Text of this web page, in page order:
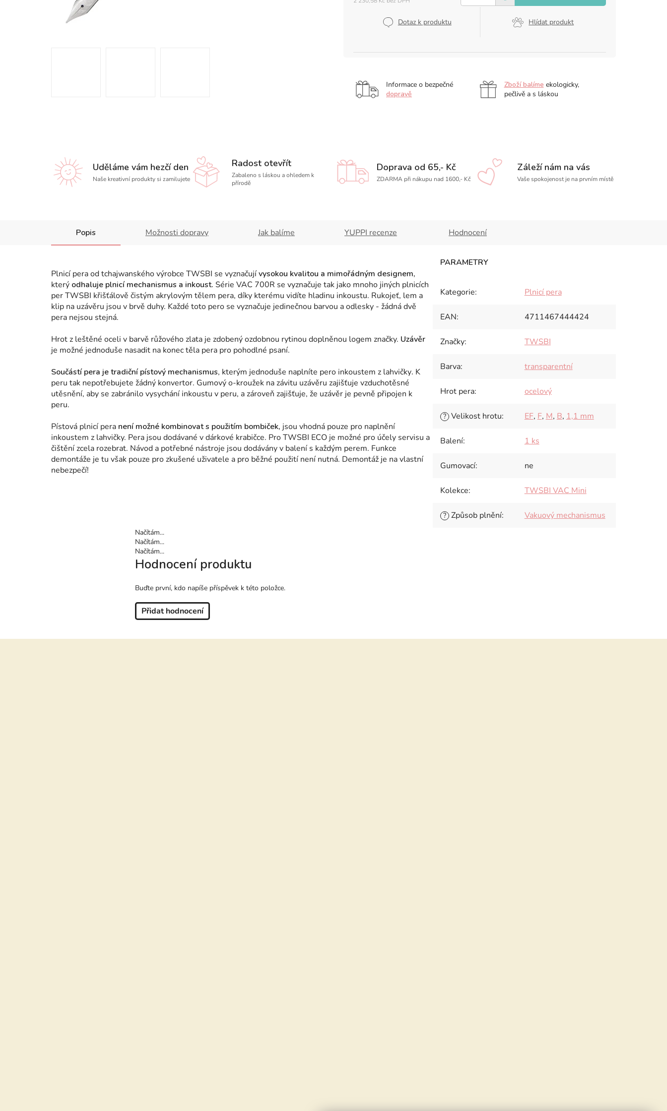
Dotaz k produktu Hlídat produkt
Informace o bezpečné
dopravě
Zboží balíme ekologicky,
pečlivě a s láskou
Uděláme vám hezčí den
Naše kreativní produkty si zamilujete
Radost otevřít
Zabaleno s láskou a ohledem k
přírodě
Doprava od 65,- Kč
ZDARMA při nákupu nad 1600,- Kč
Záleží nám na vás
Vaše spokojenost je na prvním místě
Popis Možnosti dopravy Jak balíme YUPPI recenze Hodnocení
Plnicí pera od tchajwanského výrobce TWSBI se vyznačujívysokou kvalitou a mimořádným designem,
který odhaluje plnicí mechanismus a inkoust. Série VAC 700R se vyznačuje tak jako mnoho jiných plnicích
per TWSBI křišťálově čistým akrylovým tělem pera, díky kterému vidíte hladinu inkoustu. Rukojeť, lem a
klip na uzávěru jsou v brvě duhy. Každé toto pero se vyznačuje jedinečnou barvou a odlesky - žádná dvě
pera nejsou stejná.
Hrot z leštěné oceli v barvě růžového zlata je zdobený ozdobnou rytinou doplněnou logem značky. Uzávěr
je možné jednoduše nasadit na konec těla pera pro pohodlné psaní.
Součástí pera je tradiční pístový mechanismus, kterým jednoduše naplníte pero inkoustem z lahvičky. K
peru tak nepotřebujete žádný konvertor. Gumový o-kroužek na závitu uzávěru zajišťuje vzduchotěsné
utěsnění, aby se zabránilo vysychání inkoustu v peru, a zároveň zajišťuje, že uzávěr je pevně připojen k
peru.
Pístová plnicí pera není možné kombinovat s použitím bombiček, jsou vhodná pouze pro naplnění
inkoustem z lahvičky. Pera jsou dodávané v dárkové krabičce. Pro TWSBI ECO je možné pro účely servisu a
čištění zcela rozebrat. Návod a potřebné nástroje jsou dodávány v balení s každým perem. Funkce
demontáže je tu však pouze pro zkušené uživatele a pro běžné použití není nutná. Demontáž je na vlastní
nebezpečí!
Kategorie: Plnicí pera
EAN: 4711467444424
Značky: TWSBI
Barva: transparentní
Hrot pera: ocelový
? Velikost hrotu: EF, F, M, B, 1,1 mm
Balení: 1 ks
Gumovací: ne
Kolekce: TWSBI VAC Mini
? Způsob plnění: Vakuový mechanismus
Načítám...
Načítám...
Načítám...
Hodnocení produktu
Buďte první, kdo napíše příspěvek k této položce.
Přidat hodnocení